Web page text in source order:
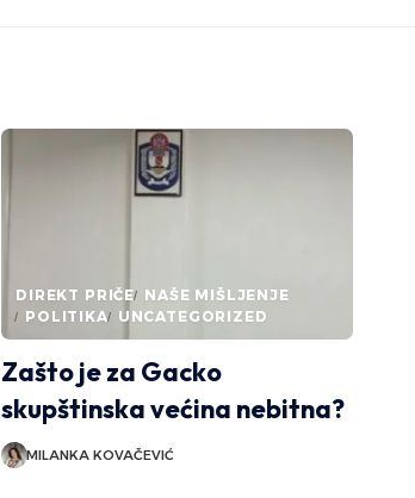
DIREKT PRIČE NAŠE MIŠLJENJE
POLITIKA
UNCATEGORIZED
Zašto je za Gacko
skupštinska većina nebitna?
MILANKA KOVAČEVIĆ